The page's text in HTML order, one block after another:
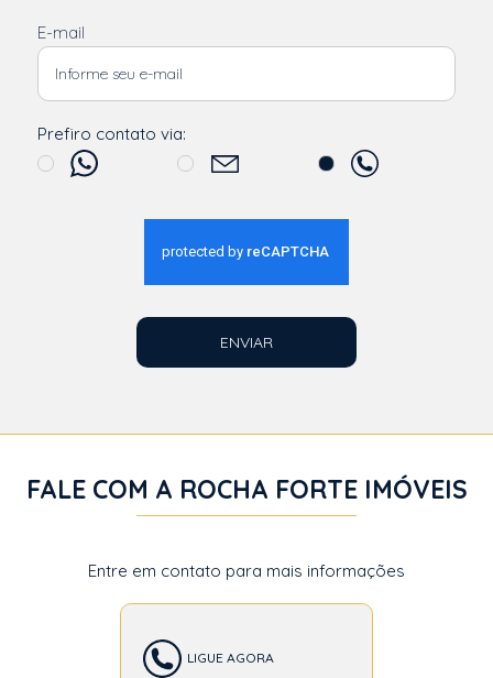
E-mail
Prefiro contato via:
ENVIAR
FALE COM A ROCHA FORTE IMÓVEIS
Entre em contato para mais informações
LIGUE AGORA